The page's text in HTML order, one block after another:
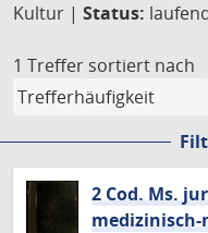
Kultur | Status:
1 Treffer sortiert nach
2 Cod. Ms.